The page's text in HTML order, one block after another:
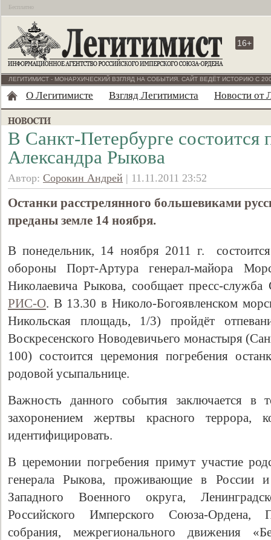
Бесплатно
16+
ЛЕГИТИМИСТ - МОНАРХИЧЕСКИЙ ВЗГЛЯД НА СОБЫТИЯ. САЙТ ВЕДЁТ ИСТОРИЮ С
О Легитимисте Взгляд Легитимиста Новости от
В Санкт-Петербурге состоится
Александра Рыкова
Автор: Сорокин Андрей | 11.11.2011 23:52
Останки расстрелянного большевиками
преданы земле 14 ноября.
В понедельник, 14 ноября 2011 г. состоится
обороны Порт-Артура генерал-майора
Николаевича Рыкова, сообщает пресс-служба
РИС-О. В 13.30 в Николо-Богоявленском
Никольская площадь, 1/3) пройдёт
Воскресенского Новодевичьего монастыря
100) состоится церемония погребения
родовой усыпальнице.
Важность данного события заключается в
захоронением жертвы красного террора,
идентифицировать.
В церемонии погребения примут участие
генерала Рыкова, проживающие в России и
Западного Военного округа,
Российского Имперского Союза-Ордена,
собрания, межрегионального движения